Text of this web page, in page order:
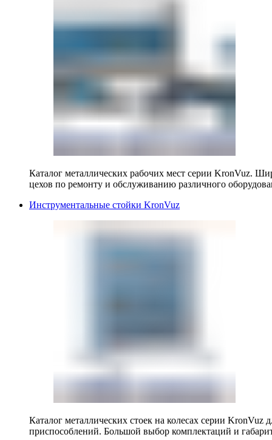
Каталог металлических рабочих мест серии KronVuz.
цехов по ремонту и обслуживанию различного
Инструментальные стойки KronVuz
Каталог металлических стоек на колесах серии KronVuz
приспособлений. Большой выбор комплектаций и